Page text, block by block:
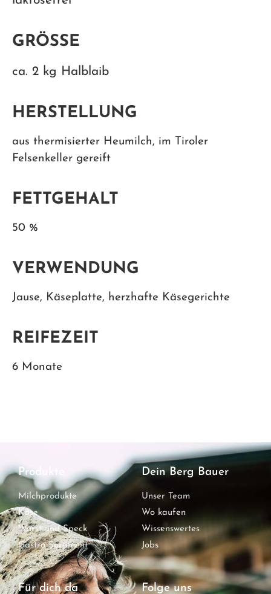
GRÖSSE
ca. 2 kg Halblaib
HERSTELLUNG
aus thermisierter Heumilch, im Tiroler
Felsenkeller gereift
FETTGEHALT
50 %
VERWENDUNG
Jause, Käseplatte, herzhafte Käsegerichte
REIFEZEIT
6 Monate
Produkte
Milchprodukte
Käse
Wurst und Speck
Gastro Sortiment
Dein Berg Bauer
Unser Team
Wo kaufen
Wissenswertes
Jobs
Für dich da Folge uns